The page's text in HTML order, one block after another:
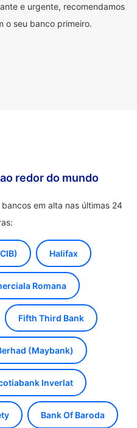
e urgente, recomendamos
o seu banco primeiro.
redor do mundo
em alta nas últimas 24
Halifax
Romana
Fifth Third Bank
(Maybank)
Inverlat
Bank Of Baroda